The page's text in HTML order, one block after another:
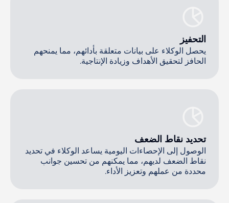
التحفيز
يحصل الوكلاء على بيانات متعلقة بأدائهم، مما يمنحهم
الحافز لتحقيق الأهداف وزيادة الإنتاجية.
تحديد نقاط الضعف
الوصول إلى الإحصاءات اليومية يساعد الوكلاء في تحديد
نقاط الضعف لديهم، مما يمكنهم من تحسين جوانب
محددة من عملهم وتعزيز الأداء.